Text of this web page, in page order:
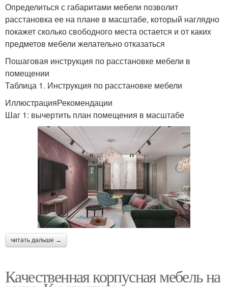
Определиться с габаритами мебели позволит
расстановка ее на плане в масштабе, который наглядно
покажет сколько свободного места остается и от каких
предметов мебели желательно отказаться
Пошаговая инструкция по расстановке мебели в
помещении
Таблица 1. Инструкция по расстановке мебели
ИллюстрацияРекомендации
Шаг 1: вычертить план помещения в масштабе
читать дальше →
Качественная корпусная мебель на